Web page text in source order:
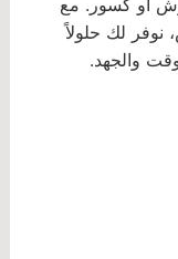
أو كسور. مع
لك حلولاً
والجهد.